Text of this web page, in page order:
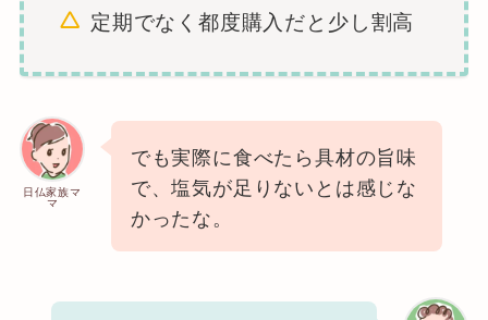
定期でなく都度購入だと少し割高
日仏家族マ
マ
でも実際に食べたら具材の旨味
で、塩気が足りないとは感じな
かったな。